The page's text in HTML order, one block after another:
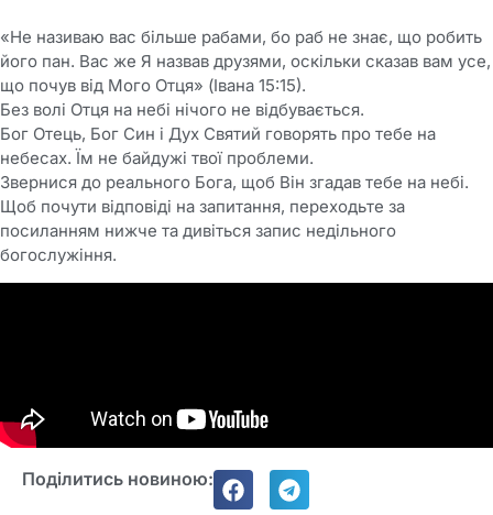
«Не називаю вас більше рабами, бо раб не знає, що робить
його пан. Вас же Я назвав друзями, оскільки сказав вам усе,
що почув від Мого Отця» (Івана 15:15).
Без волі Отця на небі нічого не відбувається.
Бог Отець, Бог Син і Дух Святий говорять про тебе на
небесах. Їм не байдужі твої проблеми.
Звернися до реального Бога, щоб Він згадав тебе на небі.
Щоб почути відповіді на запитання, переходьте за
посиланням нижче та дивіться запис недільного
богослужіння.
Поділитись новиною: